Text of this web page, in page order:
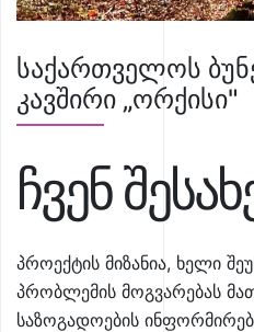
საქართველოს
კავშირი „ორქისი"
ჩვენ
პროექტის მიზანია, ხელი
პრობლემის მოგვარებას
საზოგადოების